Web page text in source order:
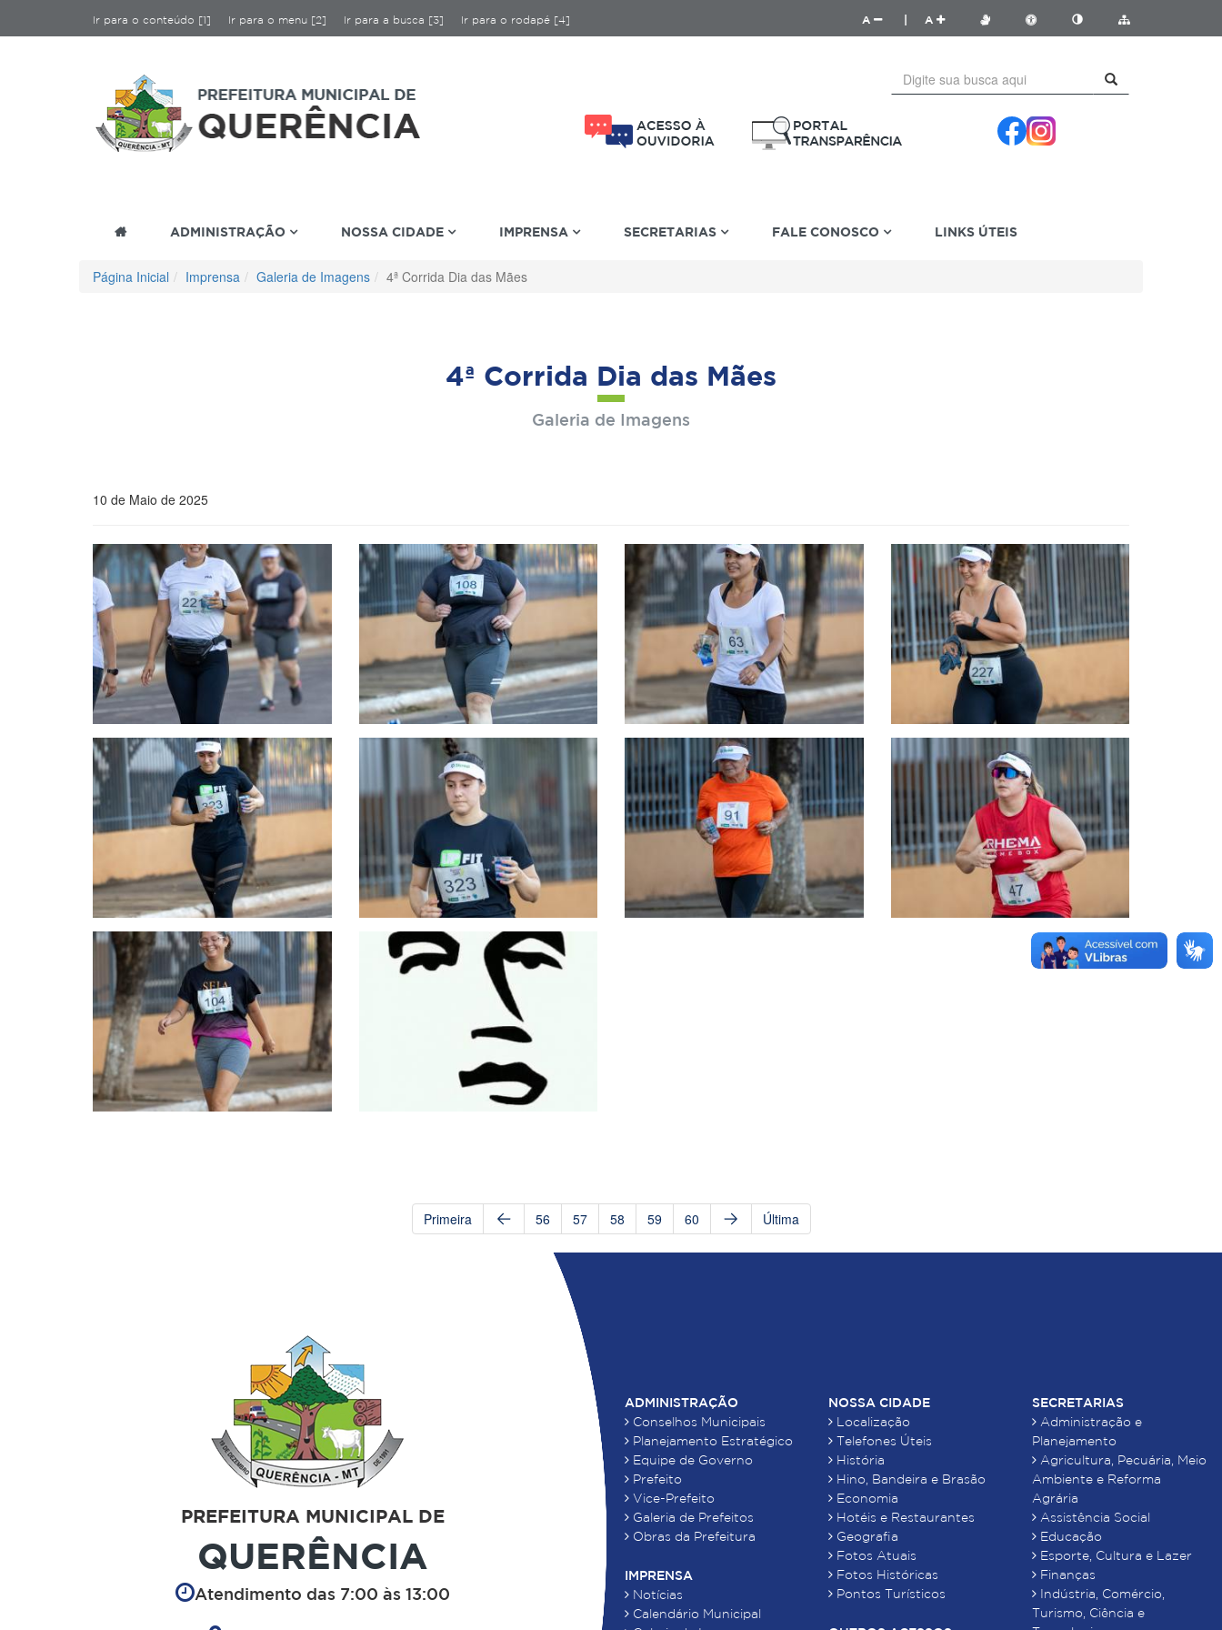
Ir para o conteúdo [1] Ir para o menu [2] Ir para a busca [3] Ir para o rodapé [4] A A
ADMINISTRAÇÃO NOSSA CIDADE IMPRENSA SECRETARIAS FALE CONOSCO LINKS ÚTEIS
Página Inicial Imprensa Galeria de Imagens 4ª Corrida Dia das Mães
4ª Corrida Dia das Mães
Galeria de Imagens
10 de Maio de 2025
Primeira 56 57 58 59 60 Última
PREFEITURA MUNICIPAL DE
QUERÊNCIA
Atendimento das 7:00 às 13:00
ADMINISTRAÇÃO
Conselhos Municipais
Planejamento Estratégico
Equipe de Governo
Prefeito
Vice-Prefeito
Galeria de Prefeitos
Obras da Prefeitura
IMPRENSA
Notícias
Calendário Municipal
NOSSA CIDADE
Localização
Telefones Úteis
História
Hino, Bandeira e Brasão
Economia
Hotéis e Restaurantes
Geografia
Fotos Atuais
Fotos Históricas
Pontos Turísticos
SECRETARIAS
Administração e
Planejamento
Agricultura, Pecuária, Meio
Ambiente e Reforma
Agrária
Assistência Social
Educação
Esporte, Cultura e Lazer
Finanças
Indústria, Comércio,
Turismo, Ciência e